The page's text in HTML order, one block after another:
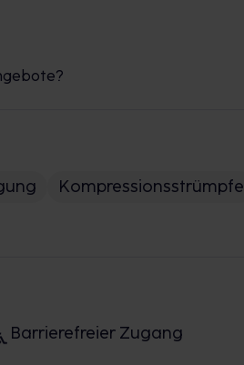
Kompressionsstrümpfe
Barrierefreier Zugang